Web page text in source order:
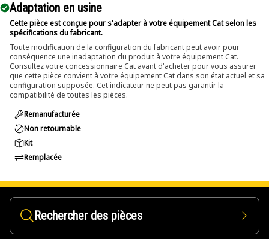
Adaptation en usine
Cette pièce est conçue pour s'adapter à votre équipement Cat selon les
spécifications du fabricant.
Toute modification de la configuration du fabricant peut avoir pour
conséquence une inadaptation du produit à votre équipement Cat.
Consultez votre concessionnaire Cat avant d'acheter pour vous assurer
que cette pièce convient à votre équipement Cat dans son état actuel et sa
configuration supposée. Cet indicateur ne peut pas garantir la
compatibilité de toutes les pièces.
Remanufacturée
Non retournable
Kit
Remplacée
Rechercher des pièces